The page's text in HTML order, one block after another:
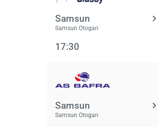
Samsun
Samsun Otogarı
17:30
Samsun
Samsun Otogarı